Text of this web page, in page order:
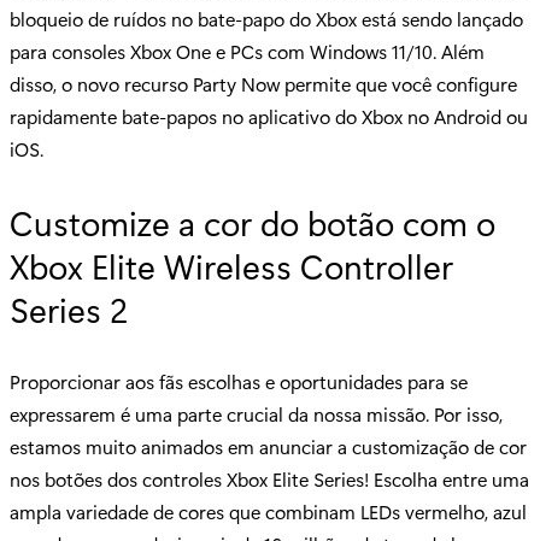
bloqueio de ruídos no bate-papo do Xbox está sendo lançado
para consoles Xbox One e PCs com Windows 11/10. Além
disso, o novo recurso Party Now permite que você configure
rapidamente bate-papos no aplicativo do Xbox no Android ou
iOS.
Customize a cor do botão com o
Xbox Elite Wireless Controller
Series 2
Proporcionar aos fãs escolhas e oportunidades para se
expressarem é uma parte crucial da nossa missão. Por isso,
estamos muito animados em anunciar a customização de cor
nos botões dos controles Xbox Elite Series! Escolha entre uma
ampla variedade de cores que combinam LEDs vermelho, azul